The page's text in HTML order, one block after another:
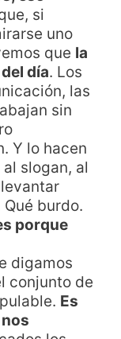
si
uno
que la
día. Los
las
sin
Y lo hacen
slogan, al
burdo.
porque
digamos
conjunto de
Es